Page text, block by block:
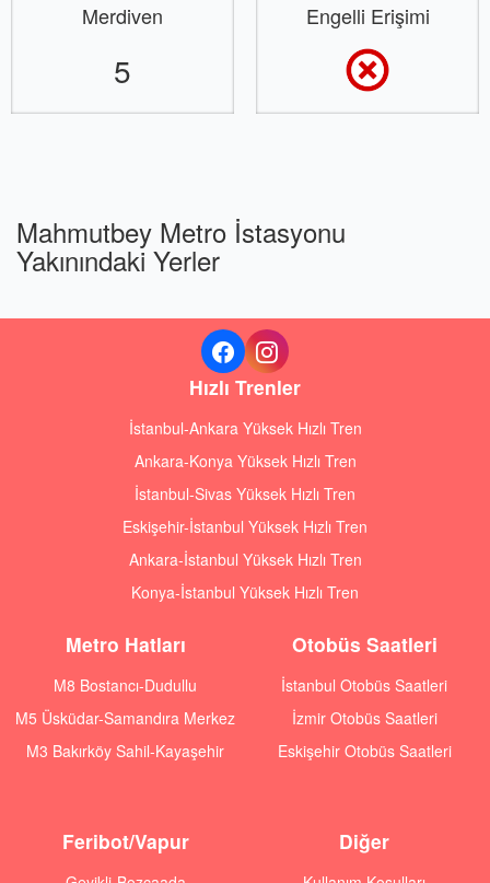
Merdiven
5
Engelli Erişimi
Mahmutbey Metro İstasyonu
Yakınındaki Yerler
Hızlı Trenler
İstanbul-Ankara Yüksek Hızlı Tren
Ankara-Konya Yüksek Hızlı Tren
İstanbul-Sivas Yüksek Hızlı Tren
Eskişehir-İstanbul Yüksek Hızlı Tren
Ankara-İstanbul Yüksek Hızlı Tren
Konya-İstanbul Yüksek Hızlı Tren
Metro Hatları
M8 Bostancı-Dudullu
M5 Üsküdar-Samandıra Merkez
M3 Bakırköy Sahil-Kayaşehir
Otobüs Saatleri
İstanbul Otobüs Saatleri
İzmir Otobüs Saatleri
Eskişehir Otobüs Saatleri
Feribot/Vapur Diğer